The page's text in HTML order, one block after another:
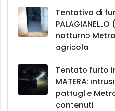
Tentativo di
notturno
agricola
Tentato furto
MATERA:
pattuglie
contenuti